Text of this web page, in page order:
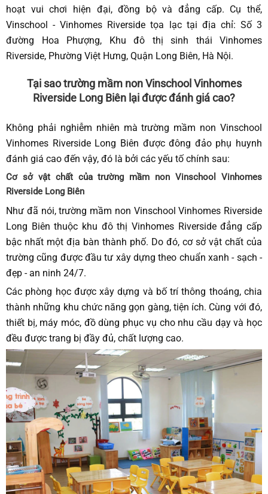
hoạt vui chơi hiện đại, đồng bộ và đẳng cấp. Cụ thể,
Vinschool - Vinhomes Riverside tọa lạc tại địa chỉ: Số 3
đường Hoa Phượng, Khu đô thị sinh thái Vinhomes
Riverside, Phường Việt Hưng, Quận Long Biên, Hà Nội.
Tại sao trường mầm non Vinschool Vinhomes
Riverside Long Biên lại được đánh giá cao?
Không phải nghiễm nhiên mà trường mầm non Vinschool
Vinhomes Riverside Long Biên được đông đảo phụ huynh
đánh giá cao đến vậy, đó là bởi các yếu tố chính sau:
Cơ sở vật chất của trường mầm non Vinschool Vinhomes
Riverside Long Biên
Như đã nói, trường mầm non Vinschool Vinhomes Riverside
Long Biên thuộc khu đô thị Vinhomes Riverside đẳng cấp
bậc nhất một địa bàn thành phố. Do đó, cơ sở vật chất của
trường cũng được đầu tư xây dựng theo chuẩn xanh - sạch -
đẹp - an ninh 24/7.
Các phòng học được xây dựng và bố trí thông thoáng, chia
thành những khu chức năng gọn gàng, tiện ích. Cùng với đó,
thiết bị, máy móc, đồ dùng phục vụ cho nhu cầu dạy và học
đều được trang bị đầy đủ, chất lượng cao.